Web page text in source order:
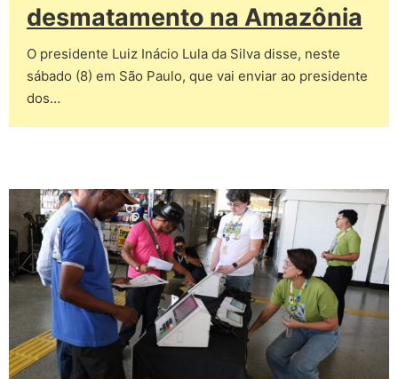
desmatamento na Amazônia
O presidente Luiz Inácio Lula da Silva disse, neste
sábado (8) em São Paulo, que vai enviar ao presidente
dos…